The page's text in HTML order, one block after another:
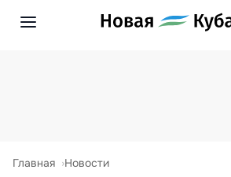
Главная Новости